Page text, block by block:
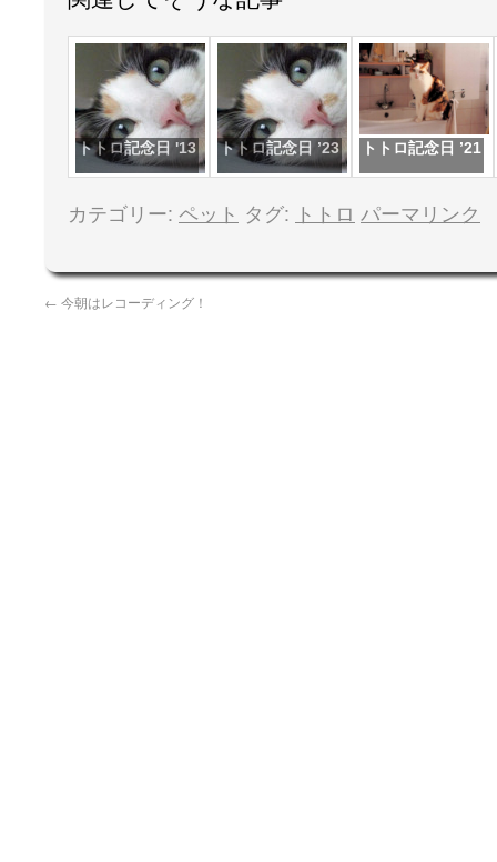
トトロ記念日 '13 トトロ記念日 ’23 トトロ記念日 ’21
カテゴリー: ペット タグ: トトロ パーマリンク
← 今朝はレコーディング！